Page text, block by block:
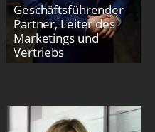
Geschäftsführender
Partner, Leiter des
Marketings und
Vertriebs